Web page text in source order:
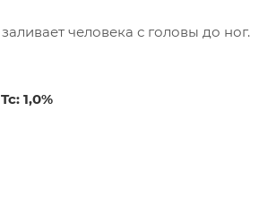
человека с головы до ног.
1,0%